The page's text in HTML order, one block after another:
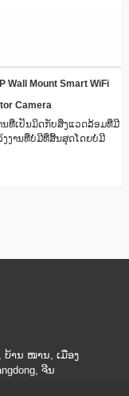
Wall Mount Smart WiFi
Camera
ນທີ່ເປັນມິດກັບສິ່ງແວດລ້ອມທີ່ມີ
ງານທີ່ບໍ່ມີທີ່ສິ້ນສຸດໂດຍບໍ່ມີ
ຄວາມ​ສາ​ມາດ​ສະ​ຕີມ​ວິ​ດີ​ໂອ​ໃນ​
ອ​ທີ່​ບັນ​ທຶກ​ໄວ້​ຈາກ​ທຸກ​ບ່ອນ​
ນ​
ອ​ຫຼຸດ​ຜ່ອນ​ຄ່າ​ໄຟ​ຟ້າ​ໃນ​ຂະ​ນະ​ທີ່​
ບ້ານ ໜານ, ເມືອງ
ຈີນ